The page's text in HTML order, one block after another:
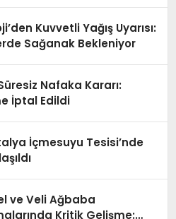
Kuvvetli Yağış Uyarısı:
Sağanak Bekleniyor
Nafaka Kararı:
İptal Edildi
İçmesuyu Tesisi’nde
ve Veli Ağbaba
Kritik Gelişme: